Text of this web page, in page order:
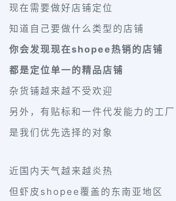
现在需要做好店铺定位
知道自己要做什么类型的店铺
你会发现现在shopee热销的店铺
都是定位单一的精品店铺
杂货铺越来越不受欢迎
另外，有贴标和一件代发能力的工厂
是我们优先选择的对象
近国内天气越来越炎热
但虾皮shopee覆盖的东南亚地区